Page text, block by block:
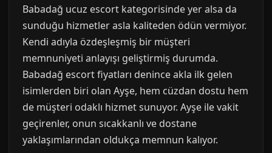
Babadağ ucuz escort kategorisinde yer alsa da
sunduğu hizmetler asla kaliteden ödün vermiyor.
Kendi adıyla özdeşleşmiş bir müşteri
memnuniyeti anlayışı geliştirmiş durumda.
Babadağ escort fiyatları denince akla ilk gelen
isimlerden biri olan Ayşe, hem cüzdan dostu hem
de müşteri odaklı hizmet sunuyor. Ayşe ile vakit
geçirenler, onun sıcakkanlı ve dostane
yaklaşımlarından oldukça memnun kalıyor.